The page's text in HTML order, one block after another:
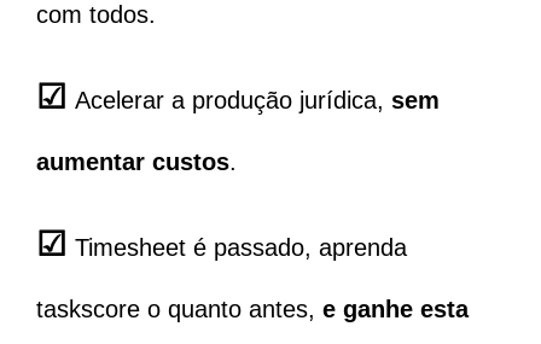
com todos.
☑ Acelerar a produção jurídica, sem
aumentar custos.
☑ Timesheet é passado, aprenda
taskscore o quanto antes, e ganhe esta